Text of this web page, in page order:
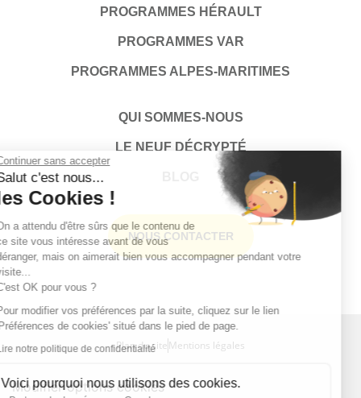
PROGRAMMES HÉRAULT
PROGRAMMES VAR
PROGRAMMES ALPES-MARITIMES
QUI SOMMES-NOUS
LE NEUF DÉCRYPTÉ
NOUS CONTACTER
Plan du siteMentions légales
Modifier options cookies
Continuer sans accepter
Salut c'est nous...
les Cookies !
On a attendu d'être sûrs que le contenu de
ce site vous intéresse avant de vous
déranger, mais on aimerait bien vous accompagner pendant votre
visite...
C'est OK pour vous ?
Pour modifier vos préférences par la suite, cliquez sur le lien
'Préférences de cookies' situé dans le pied de page.
Lire notre politique de confidentialité
Voici pourquoi nous utilisons des cookies.